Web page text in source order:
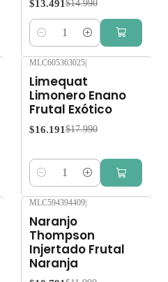
$13.491 $14.990
Cantidad
MLC605363025|
Limequat
Limonero Enano
Frutal Exótico
$16.191 $17.990
Cantidad
MLC594394409
Naranjo
Thompson
Injertado Frutal
Naranja